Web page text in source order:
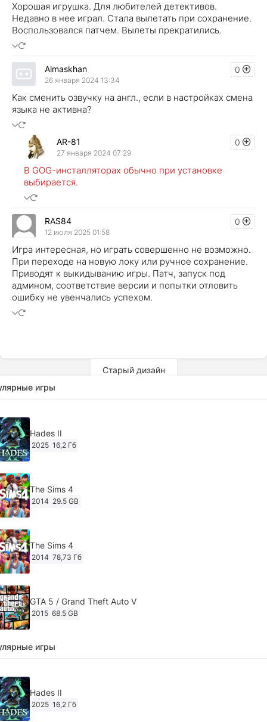
Хорошая игрушка. Для любителей детективов.
Недавно в нее играл. Стала вылетать при сохранение.
Воспользовался патчем. Вылеты прекратились.
0
Almaskhan
26 января 2024 13:34
Как сменить озвучку на англ., если в настройках смена
языка не активна?
0
AR-81
27 января 2024 07:29
В GOG-инсталляторах обычно при установке
выбирается.
0
RAS84
12 июля 2025 01:58
Игра интересная, но играть совершенно не возможно.
При переходе на новую локу или ручное сохранение.
Приводят к выкидыванию игры. Патч, запуск под
админом, соответствие версии и попытки отловить
ошибку не увенчались успехом.
Старый дизайн
игры
Hades II
2025 16,2 Гб
The Sims 4
2014 29.5 GB
The Sims 4
2014 78,73 Гб
GTA 5 / Grand Theft Auto V
2015 68.5 GB
Ghost of Tsushima: Director's Cut v.1053.8.1023.1614
игры
Hades II
2025 16,2 Гб